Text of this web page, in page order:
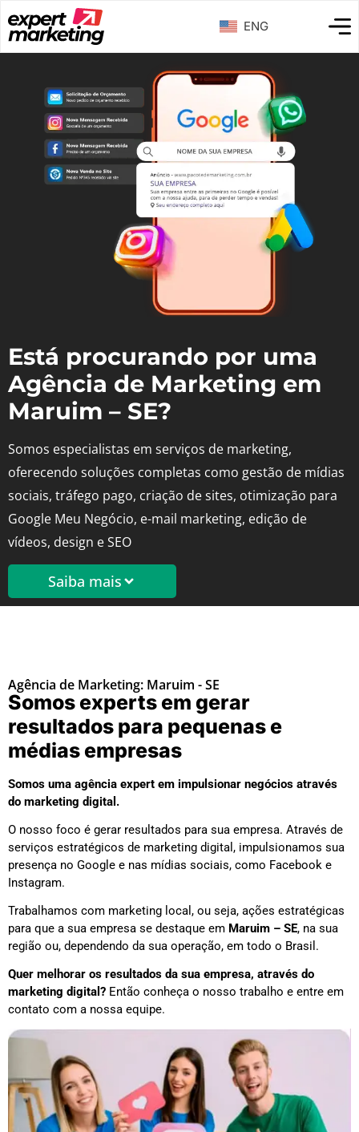
ENG
Está procurando por uma
Agência de Marketing em
Maruim – SE?
Somos especialistas em serviços de marketing,
oferecendo soluções completas como gestão de mídias
sociais, tráfego pago, criação de sites, otimização para
Google Meu Negócio, e-mail marketing, edição de
vídeos, design e SEO
Saiba mais
Agência de Marketing: Maruim - SE
Somos experts em gerar
resultados para pequenas e
médias empresas
Somos uma agência expert em impulsionar negócios através
do marketing digital.
O nosso foco é gerar resultados para sua empresa. Através de
serviços estratégicos de marketing digital, impulsionamos sua
presença no Google e nas mídias sociais, como Facebook e
Instagram.
Trabalhamos com marketing local, ou seja, ações estratégicas
para que a sua empresa se destaque em Maruim – SE, na sua
região ou, dependendo da sua operação, em todo o Brasil.
Quer melhorar os resultados da sua empresa, através do
marketing digital? Então conheça o nosso trabalho e entre em
contato com a nossa equipe.